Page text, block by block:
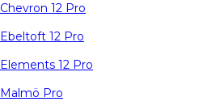
Chevron 12 Pro
Ebeltoft 12 Pro
Elements 12 Pro
Malmö Pro